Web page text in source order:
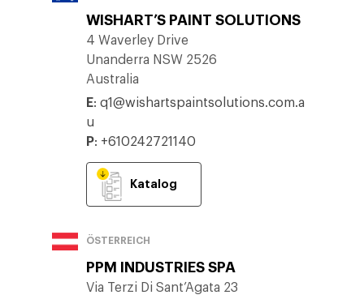
WISHART’S PAINT SOLUTIONS
4 Waverley Drive
Unanderra NSW 2526
Australia
E: q1@wishartspaintsolutions.com.a
u
P: +610242721140
Katalog
ÖSTERREICH
PPM INDUSTRIES SPA
Via Terzi Di Sant’Agata 23